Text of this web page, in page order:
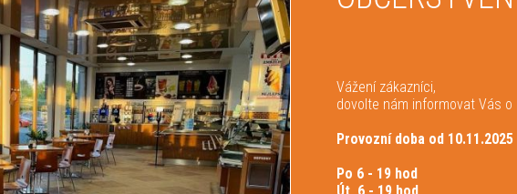
Vážení zákazníci,
dovolte nám informovat Vás
Provozní doba od
Po 6 - 19 hod
Út 6 - 19 hod